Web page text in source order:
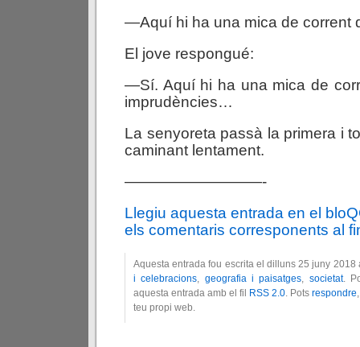
—Aquí hi ha una mica de corrent
El jove respongué:
—Sí. Aquí hi ha una mica de
imprudències…
La senyoreta passà la primera i
caminant lentament.
—————————-
Llegiu aquesta entrada en el
els comentaris corresponents al
Aquesta entrada fou escrita el dilluns 25 juny
i celebracions, geografia i paisatges, societat.
aquesta entrada amb el fil
RSS 2.0. Pots respondre
teu propi web.